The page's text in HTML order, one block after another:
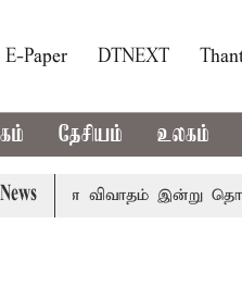
E-Paper DTNEXT
தேசியம் உலகம்
விவாதம் இன்று